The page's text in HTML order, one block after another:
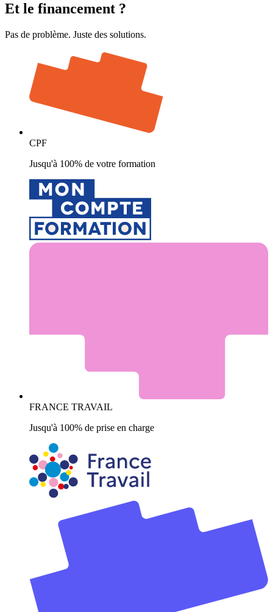
Et le financement ?
Pas de problème. Juste des solutions.
CPF
Jusqu'à 100% de votre formation
FRANCE TRAVAIL
Jusqu'à 100% de prise en charge